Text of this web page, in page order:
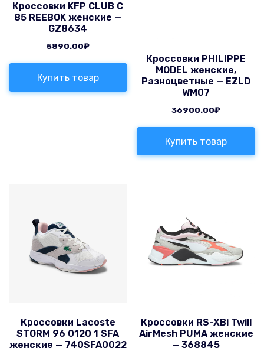
Кроссовки KFP CLUB C
85 REEBOK женские —
GZ8634
5890.00₽
Купить товар
Кроссовки PHILIPPE
MODEL женские,
Разноцветные — EZLD
WM07
36900.00₽
Купить товар
Кроссовки Lacoste
STORM 96 0120 1 SFA
женские — 740SFA0022
Кроссовки RS-XВі Twill
AirMesh PUMA женские
— 368845